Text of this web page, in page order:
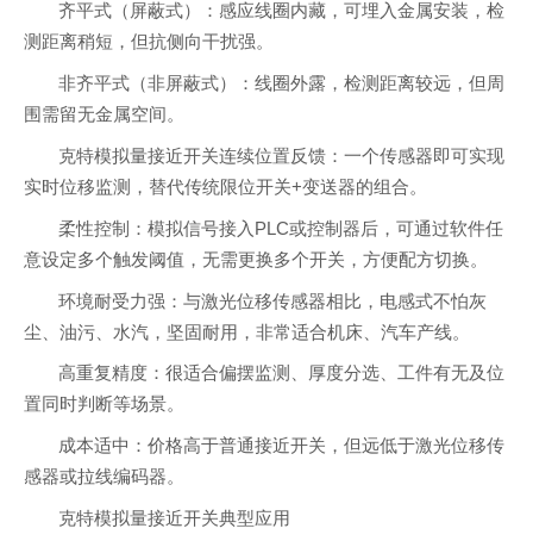
齐平式（屏蔽式）：感应线圈内藏，可埋入金属安装，检
测距离稍短，但抗侧向干扰强。
非齐平式（非屏蔽式）：线圈外露，检测距离较远，但周
围需留无金属空间。
克特模拟量接近开关连续位置反馈：一个传感器即可实现
实时位移监测，替代传统限位开关+变送器的组合。
柔性控制：模拟信号接入PLC或控制器后，可通过软件任
意设定多个触发阈值，无需更换多个开关，方便配方切换。
环境耐受力强：与激光位移传感器相比，电感式不怕灰
尘、油污、水汽，坚固耐用，非常适合机床、汽车产线。
高重复精度：很适合偏摆监测、厚度分选、工件有无及位
置同时判断等场景。
成本适中：价格高于普通接近开关，但远低于激光位移传
感器或拉线编码器。
克特模拟量接近开关典型应用